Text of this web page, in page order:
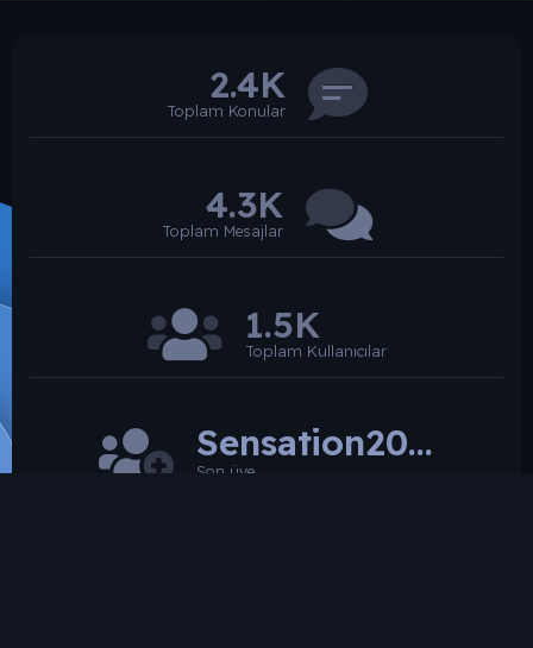
2.4K
Toplam Konular
4.3K
Toplam Mesajlar
1.5K
Toplam Kullanıcılar
Sensation2026
Son üye